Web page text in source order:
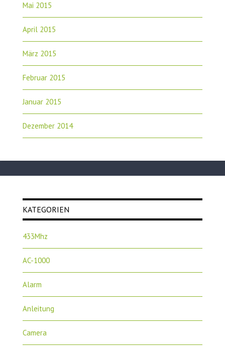
Mai 2015
April 2015
März 2015
Februar 2015
Januar 2015
Dezember 2014
KATEGORIEN
433Mhz
AC-1000
Alarm
Anleitung
Camera